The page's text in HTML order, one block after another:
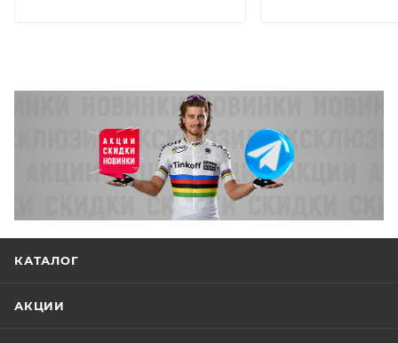
КАТАЛОГ
АКЦИИ